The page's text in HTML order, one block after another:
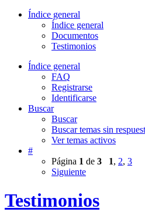
Índice general
Índice general
Documentos
Testimonios
Índice general
FAQ
Registrarse
Identificarse
Buscar
Buscar
Buscar temas sin
Ver temas activos
#
Página 1 de 3 1, 2, 3
Siguiente
Testimonios